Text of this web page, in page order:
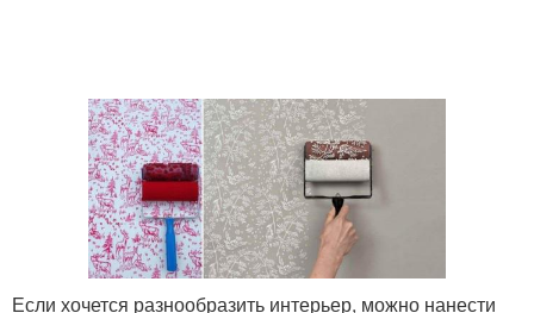
Если хочется разнообразить интерьер, можно нанести